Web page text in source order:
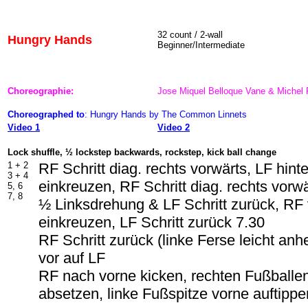
Hungry Hands
32 count / 2-wall
Beginner/Intermediate
Choreographie: Jose Miquel Belloque Vane & Michel
Choreographed to: Hungry Hands by The Common Linnets
Video 1
Video 2
Lock shuffle, ½ lockstep backwards, rockstep, kick ball change
1 + 2
3 + 4
5, 6
7, 8
RF Schritt diag. rechts vorwärts, LF
einkreuzen, RF Schritt diag. rechts
½ Linksdrehung & LF Schritt zurück, RF
einkreuzen, LF Schritt zurück 7.30
RF Schritt zurück (linke Ferse leicht
vor auf LF
RF nach vorne kicken, rechten
absetzen, linke Fußspitze vorne